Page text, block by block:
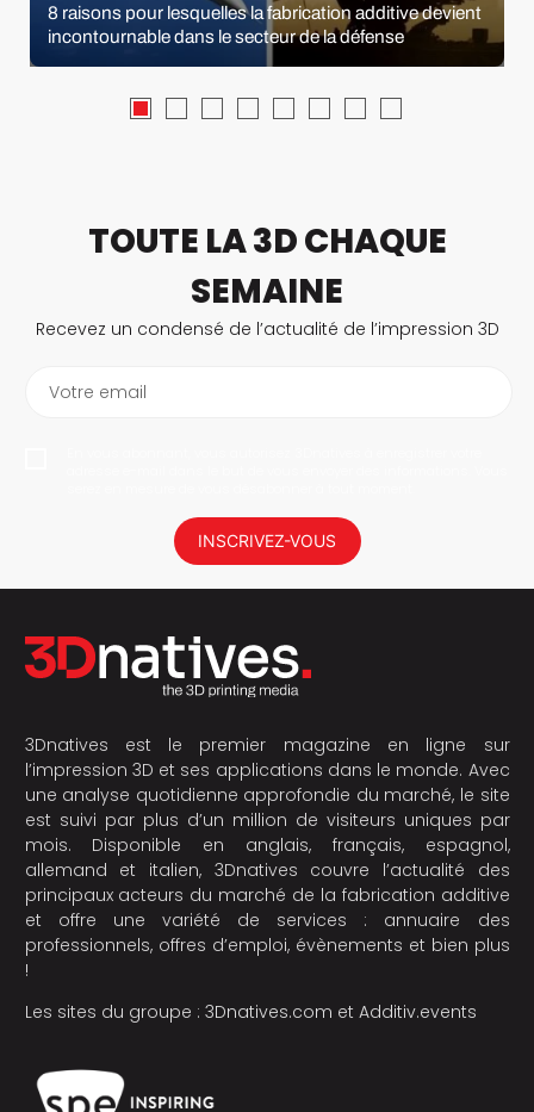
8 raisons pour lesquelles la fabrication additive devient
incontournable dans le secteur de la défense
TOUTE LA 3D CHAQUE
SEMAINE
Recevez un condensé de l’actualité de l’impression 3D
Votre email
INSCRIVEZ-VOUS
3Dnatives est le premier magazine en ligne sur
l’impression 3D et ses applications dans le monde. Avec
une analyse quotidienne approfondie du marché, le site
est suivi par plus d’un million de visiteurs uniques par
mois. Disponible en anglais, français, espagnol,
allemand et italien, 3Dnatives couvre l’actualité des
principaux acteurs du marché de la fabrication additive
et offre une variété de services : annuaire des
professionnels, offres d’emploi, évènements et bien plus
!
Les sites du groupe : 3Dnatives.com et Additiv.events